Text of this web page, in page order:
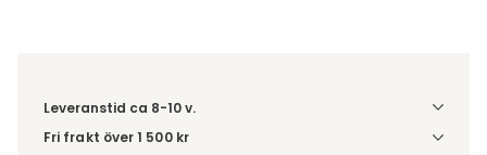
Leveranstid ca 8-10 v.
Fri frakt över 1 500 kr